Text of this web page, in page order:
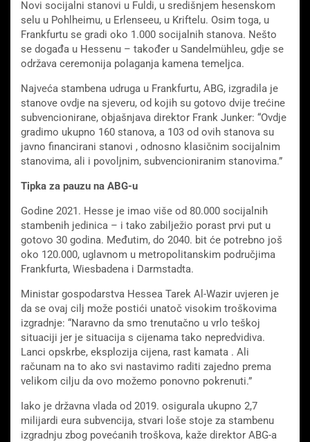
Novi socijalni stanovi u Fuldi, u središnjem hesenskom
selu u Pohlheimu, u Erlenseeu, u Kriftelu. Osim toga, u
Frankfurtu se gradi oko 1.000 socijalnih stanova. Nešto
se događa u Hessenu – također u Sandelmühleu, gdje se
održava ceremonija polaganja kamena temeljca.
Najveća stambena udruga u Frankfurtu, ABG, izgradila je
stanove ovdje na sjeveru, od kojih su gotovo dvije trećine
subvencionirane, objašnjava direktor Frank Junker: “Ovdje
gradimo ukupno 160 stanova, a 103 od ovih stanova su
javno financirani stanovi , odnosno klasičnim socijalnim
stanovima, ali i povoljnim, subvencioniranim stanovima.”
Tipka za pauzu na ABG-u
Godine 2021. Hesse je imao više od 80.000 socijalnih
stambenih jedinica – i tako zabilježio porast prvi put u
gotovo 30 godina. Međutim, do 2040. bit će potrebno još
oko 120.000, uglavnom u metropolitanskim područjima
Frankfurta, Wiesbadena i Darmstadta.
Ministar gospodarstva Hessea Tarek Al-Wazir uvjeren je
da se ovaj cilj može postići unatoč visokim troškovima
izgradnje: “Naravno da smo trenutačno u vrlo teškoj
situaciji jer je situacija s cijenama tako nepredvidiva.
Lanci opskrbe, eksplozija cijena, rast kamata . Ali
računam na to ako svi nastavimo raditi zajedno prema
velikom cilju da ovo možemo ponovno pokrenuti.”
Iako je državna vlada od 2019. osigurala ukupno 2,7
milijardi eura subvencija, stvari loše stoje za stambenu
izgradnju zbog povećanih troškova, kaže direktor ABG-a